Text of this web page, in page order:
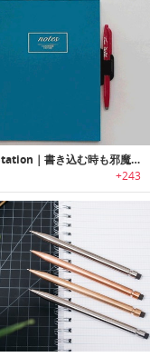
Pen Station｜書き込む時も邪魔にならないノート用ペンホルダー「ペンステーション」
+243